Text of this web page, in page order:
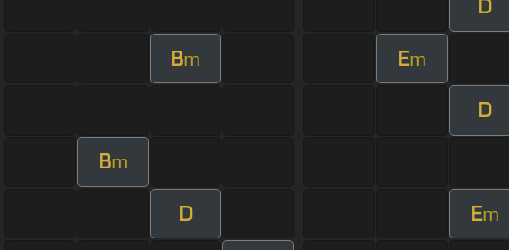
D
Bm Em
D
Bm
D Em